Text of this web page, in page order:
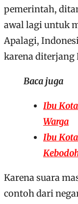
pemerintah,
awal lagi untuk
Apalagi,
karena diterjang
Baca juga
Ibu
Warga
Ibu
Karena suara
contoh dari